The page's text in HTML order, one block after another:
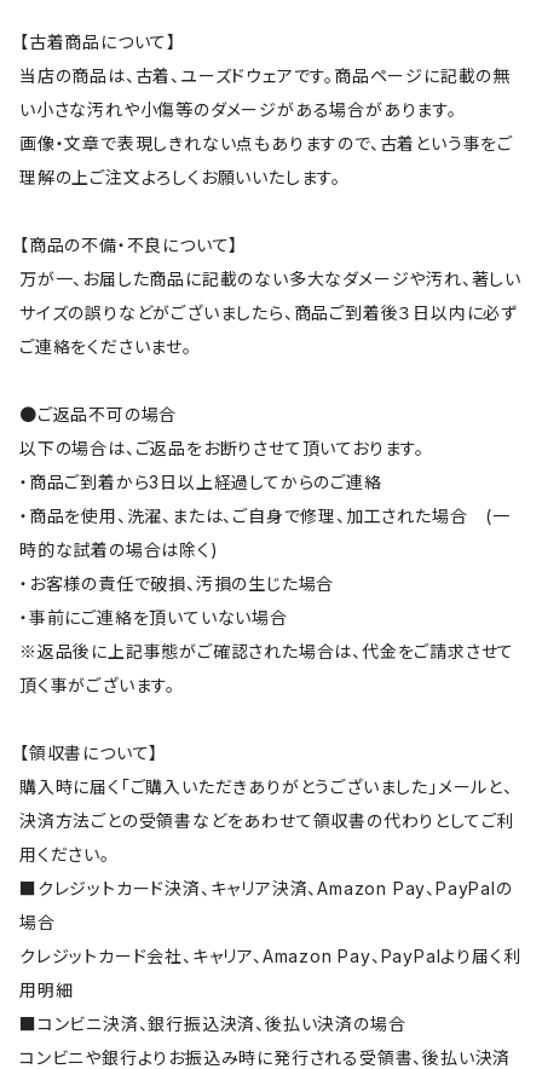
【古着商品について】
当店の商品は、古着、ユーズドウェアです。商品ページに記載の無
い小さな汚れや小傷等のダメージがある場合があります。
画像・文章で表現しきれない点もありますので、古着という事をご
理解の上ご注文よろしくお願いいたします。
【商品の不備・不良について】
万が一、お届した商品に記載のない多大なダメージや汚れ、著しい
サイズの誤りなどがございましたら、商品ご到着後３日以内に必ず
ご連絡をくださいませ。
●ご返品不可の場合
以下の場合は、ご返品をお断りさせて頂いております。
・商品ご到着から3日以上経過してからのご連絡
・商品を使用、洗濯、または、ご自身で修理、加工された場合 (一
時的な試着の場合は除く)
・お客様の責任で破損、汚損の生じた場合
・事前にご連絡を頂いていない場合
※返品後に上記事態がご確認された場合は、代金をご請求させて
頂く事がございます。
【領収書について】
購入時に届く「ご購入いただきありがとうございました」メールと、
決済方法ごとの受領書などをあわせて領収書の代わりとしてご利
用ください。
■クレジットカード決済、キャリア決済、Amazon Pay、PayPalの
場合
クレジットカード会社、キャリア、Amazon Pay、PayPalより届く利
用明細
■コンビニ決済、銀行振込決済、後払い決済の場合
コンビニや銀行よりお振込み時に発行される受領書、後払い決済